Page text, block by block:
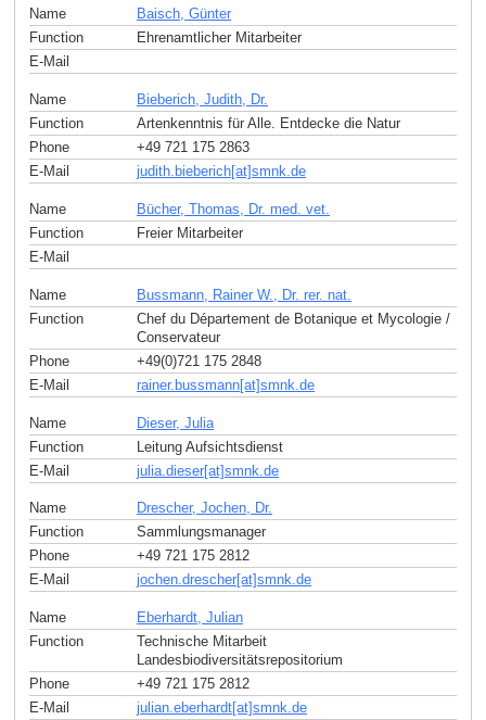
Name
Baisch, Günter
Function
Ehrenamtlicher Mitarbeiter
E-Mail
Name
Bieberich, Judith, Dr.
Function
Artenkenntnis für Alle. Entdecke die Natur
Phone
+49 721 175 2863
E-Mail
judith.bieberich[at]smnk.de
Name
Bücher, Thomas, Dr. med. vet.
Function
Freier Mitarbeiter
E-Mail
Name
Bussmann, Rainer W., Dr. rer. nat.
Function
Chef du Département de Botanique et Mycologie /
Conservateur
Phone
+49(0)721 175 2848
E-Mail
rainer.bussmann[at]smnk de
Name
Dieser, Julia
Function
Leitung Aufsichtsdienst
E-Mail
julia.dieser[at]smnk de
Name
Drescher, Jochen, Dr.
Function
Sammlungsmanager
Phone
+49 721 175 2812
E-Mail
jochen.drescher[at]smnk.de
Name
Eberhardt, Julian
Function
Technische Mitarbeit
Landesbiodiversitätsrepositorium
Phone
+49 721 175 2812
E-Mail
julian.eberhardt[at]smnk.de